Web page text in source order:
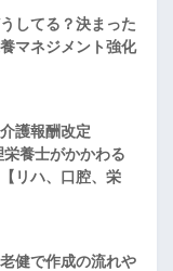
してる？決まった
マネジメント強化
護報酬改定
養士がかかわる
リハ、口腔、栄
健で作成の流れや